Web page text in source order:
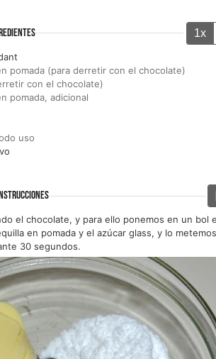
1x
pomada (para derretir con el chocolate)
con el chocolate)
pomada, adicional
uso
el chocolate, y para ello ponemos en un bol
en pomada y el azúcar glass, y lo
30 segundos.